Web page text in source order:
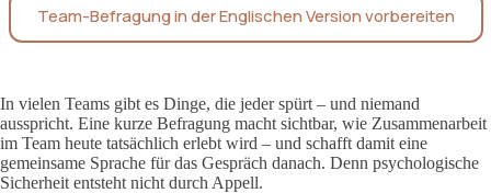
Team-Befragung in der Englischen Version vorbereiten
In vielen Teams gibt es Dinge, die jeder spürt – und niemand
ausspricht. Eine kurze Befragung macht sichtbar, wie Zusammenarbeit
im Team heute tatsächlich erlebt wird – und schafft damit eine
gemeinsame Sprache für das Gespräch danach. Denn psychologische
Sicherheit entsteht nicht durch Appell.